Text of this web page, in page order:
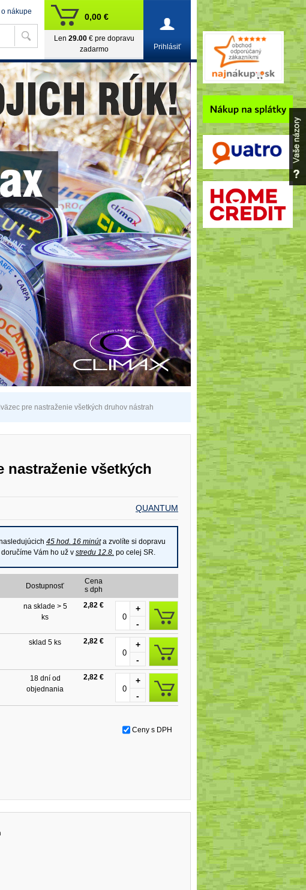
Prihlásiť
0,00 €
Len 29.00€ pre dopravu
zadarmo
pre nastraženie všetkých druhov nástrah
nastraženie všetkých
QUANTUM
45 hod. 16 minúta zvolíte si dopravu
Vám ho už v stredu 12.8. po celej SR.
Dostupnosť
Cena
s dph
na sklade > 5
ks
2,82 €
-
+
sklad 5 ks 2,82 €
-
+
18 dní od
objednania
2,82 €
-
+
Ceny s DPH
nákupe